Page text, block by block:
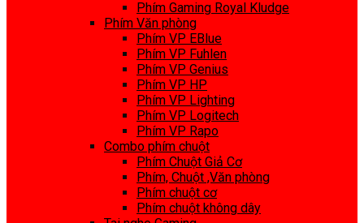
Phím Gaming Royal Kludge
Phím Văn phòng
Phím VP EBlue
Phím VP Fuhlen
Phím VP Genius
Phím VP HP
Phím VP Lighting
Phím VP Logitech
Phím VP Rapo
Combo phím chuột
Phím Chuột Giả Cơ
Phím, Chuột ,Văn phòng
Phím chuột cơ
Phím chuột không dây